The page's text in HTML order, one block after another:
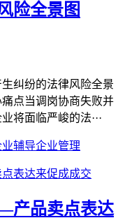
险全景图
纠纷的法律风险全景
点当调岗协商失败并
将面临严峻的法···
业辅导企业管理
产品卖点表达